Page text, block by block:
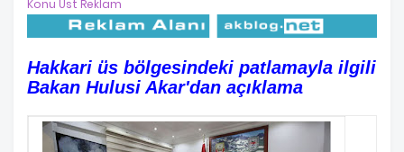
Konu Üst Reklam
Hakkari üs bölgesindeki patlamayla ilgili
Bakan Hulusi Akar'dan açıklama